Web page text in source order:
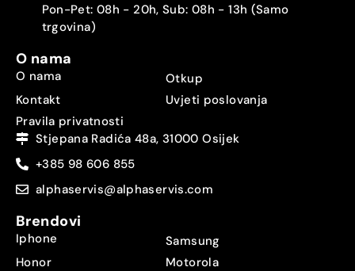
Pon-Pet: 08h - 20h, Sub: 08h - 13h (Samo
trgovina)
O nama
O nama
Otkup
Kontakt
Uvjeti poslovanja
Pravila privatnosti
Stjepana Radića 48a, 31000 Osijek
+385 98 606 855
alphaservis@alphaservis.com
Brendovi
Iphone
Samsung
Honor
Motorola